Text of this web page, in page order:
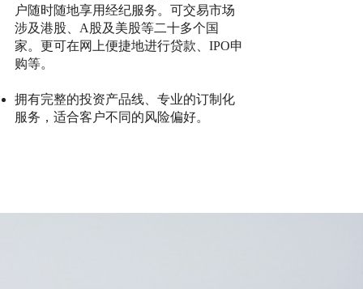
户随时随地享用经纪服务。可交易市场
涉及港股、A股及美股等二十多个国
家。更可在网上便捷地进行贷款、IPO申
购等。
拥有完整的投资产品线、专业的订制化
服务，适合客户不同的风险偏好。